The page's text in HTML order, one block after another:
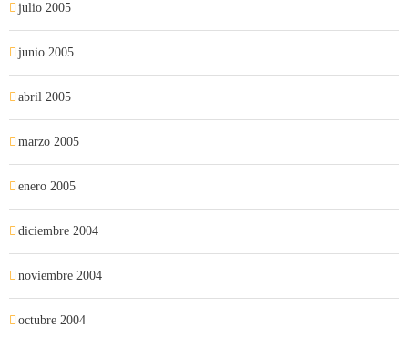
julio 2005
junio 2005
abril 2005
marzo 2005
enero 2005
diciembre 2004
noviembre 2004
octubre 2004